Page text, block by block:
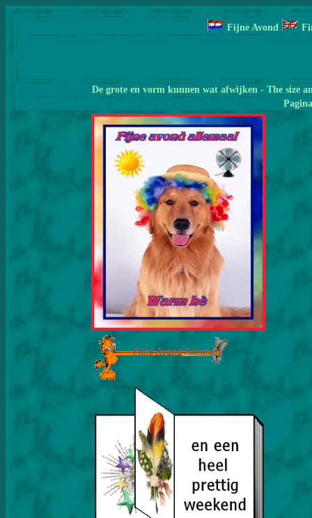
Fijne Avond
De grote en vorm kunnen wat afwijken - The size